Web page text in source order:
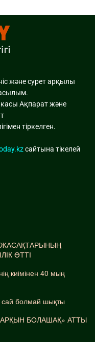
және сурет арқылы
Ақпарат және
тіркелген.
сайтына тікелей
ӨТТІ
киімінен 40 мың
сай болмай шықты
БОЛАШАҚ» АТТЫ